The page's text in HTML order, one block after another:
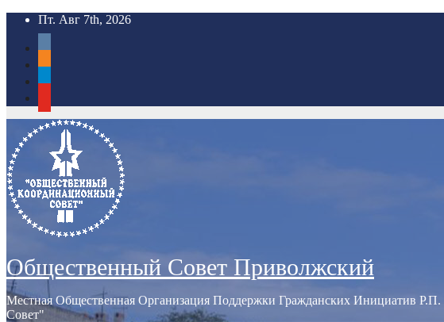
Перейти
содержимому
Пт. Авг 7th, 2026
Общественный Совет Приволжский
Местная Общественная Организация Поддержки Гражданских Инициатив
Совет"